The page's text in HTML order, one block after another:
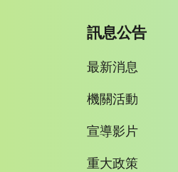
訊息公告
最新消息
機關活動
宣導影片
重大政策